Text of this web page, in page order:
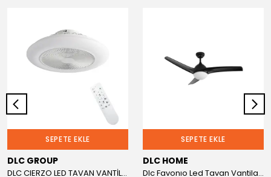
SEPETE EKLE
DLC GROUP
DLC CIERZO LED TAVAN VANTİLATÖRÜ GİZLİ FANLI BEYAZ KUMANDALI 50CM
SEPETE EKLE
DLC HOME
Dlc Favonıo Led Tavan Vantilatörü Siyah 132 Cm